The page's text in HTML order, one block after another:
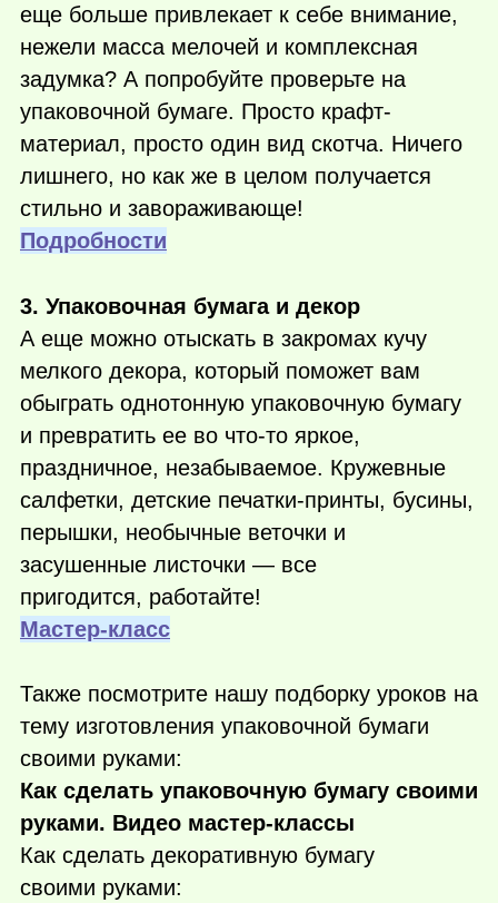
еще больше привлекает к себе внимание,
нежели масса мелочей и комплексная
задумка? А попробуйте проверьте на
упаковочной бумаге. Просто крафт-
материал, просто один вид скотча. Ничего
лишнего, но как же в целом получается
стильно и завораживающе!
Подробности
3. Упаковочная бумага и декор
А еще можно отыскать в закромах кучу
мелкого декора, который поможет вам
обыграть однотонную упаковочную бумагу
и превратить ее во что-то яркое,
праздничное, незабываемое. Кружевные
салфетки, детские печатки-принты, бусины,
перышки, необычные веточки и
засушенные листочки — все
пригодится, работайте!
Мастер-класс
Также посмотрите нашу подборку уроков на
тему изготовления упаковочной бумаги
своими руками:
Как сделать упаковочную бумагу своими
руками. Видео мастер-классы
Как сделать декоративную бумагу
своими руками: